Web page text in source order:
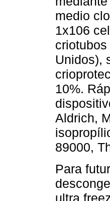
medio
1x106
Unidos),
10%.
Aldrich,
89000,
Para
ultra